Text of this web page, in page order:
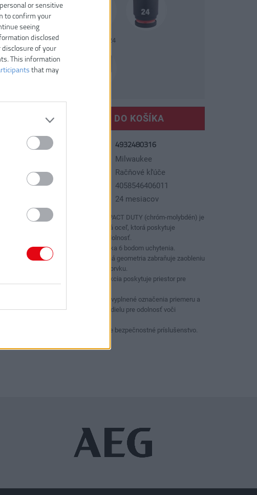
or sensitive
to confirm your
seeing
disclosed
of your
This information
that may
4932480321 4932480324
VLOŽIŤ DO KOŠÍKA
Číslo produktu:
4932480316
Milwaukee
Typ tovaru:
Račňové kľúče
EAN kód:
4058546406011
24 mesiacov
Oceľ SHOCKWAVE™ IMPACT DUTY (chróm-molybdén) je
vysoko kvalitná legovaná oceľ, ktorá poskytuje
maximálnu pevnosť a odolnosť.
Najlepšie uchytenie vďaka 6 bodom uchytenia.
Protišmyková šesťhranná geometria zabraňuje zaobleniu
objímky a spojovacieho prvku.
Hlboká stenová konštrukcia poskytuje priestor pre
Vyrazené a atramentom vyplnené označenia priemeru a
laserom vyleptané číslo dielu pre odolnosť voči
Dvojitý otvor a drážka pre bezpečnostné príslušenstvo.